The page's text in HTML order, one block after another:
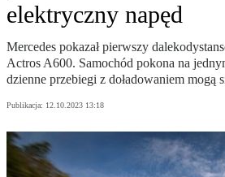
elektryczny napęd
Mercedes pokazał pierwszy
Actros A600. Samochód pokona na
dzienne przebiegi z doładowaniem mogą
Publikacja: 12.10.2023 13:18